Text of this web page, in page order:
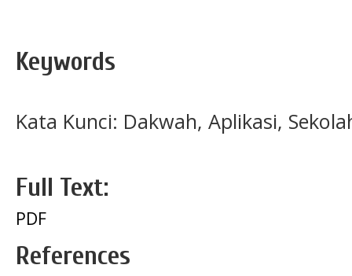
Keywords
Kata Kunci: Dakwah, Aplikasi,
Full Text:
PDF
References